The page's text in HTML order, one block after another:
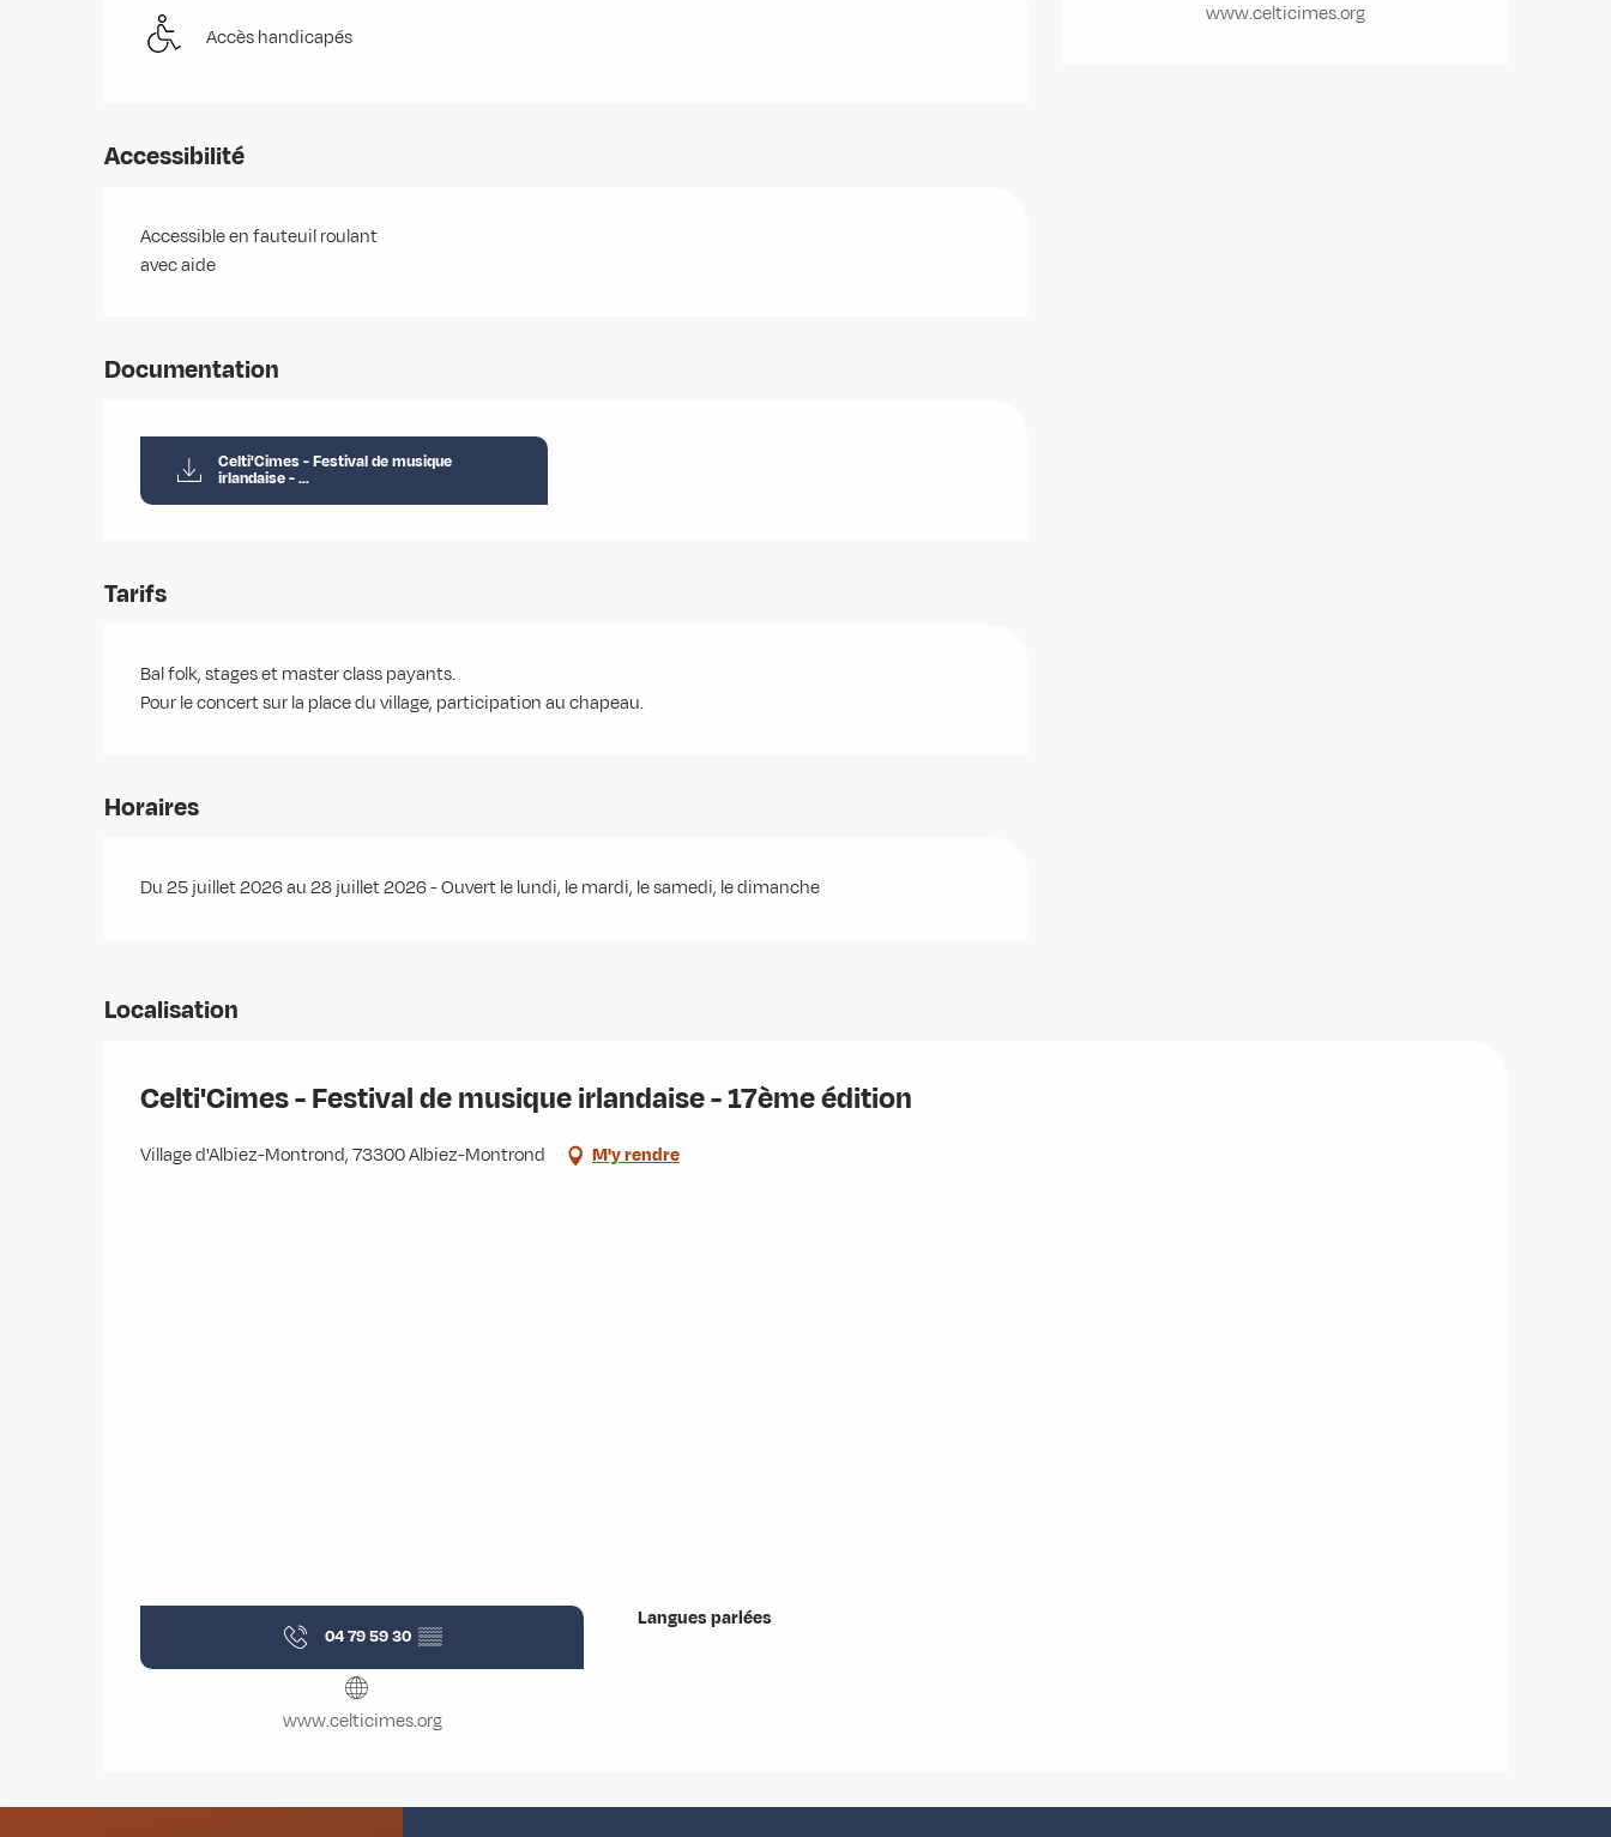
www.celticimes.org
Accès handicapés
Accessibilité
Accessible en fauteuil roulant
avec aide
Documentation
Celti'Cimes - Festival de musique
irlandaise - ...
Tarifs
Bal folk, stages et master class payants.
Pour le concert sur la place du village, participation au chapeau.
Horaires
Du 25 juillet 2026 au 28 juillet 2026 - Ouvert le lundi, le mardi, le samedi, le dimanche
Localisation
Celti'Cimes - Festival de musique irlandaise - 17ème édition
Village d'Albiez-Montrond, 73300 Albiez-Montrond M'y rendre
04 79 59 30 ▒▒
www.celticimes.org
Langues parlées
Langues parlées